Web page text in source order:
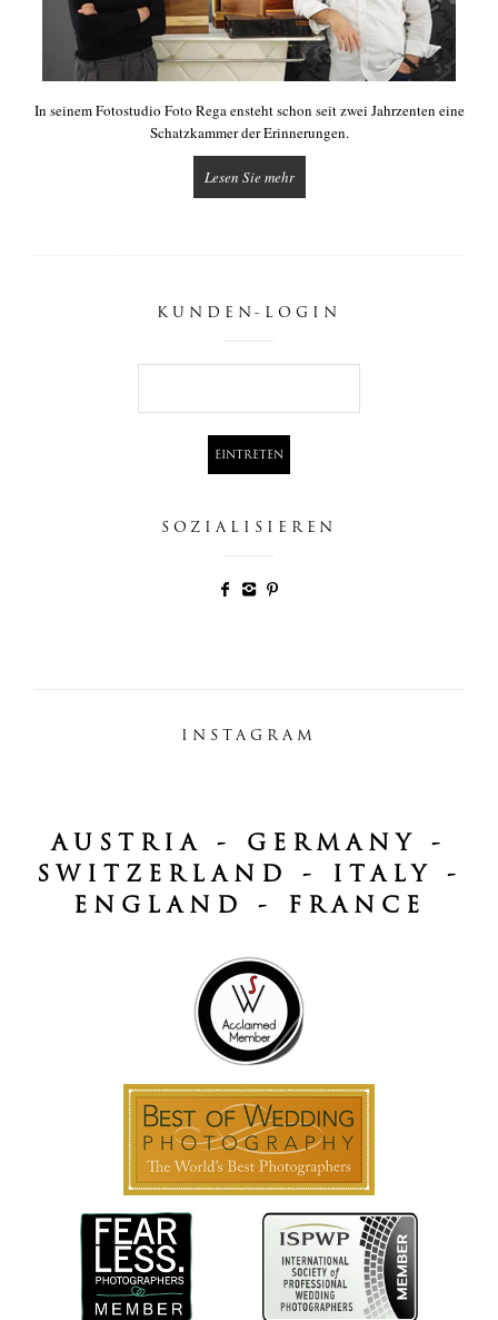
In seinem Fotostudio Foto Rega ensteht schon seit zwei Jahrzenten eine
Schatzkammer der Erinnerungen.
Lesen Sie mehr
KUNDEN-LOGIN
SOZIALISIEREN
INSTAGRAM
AUSTRIA - GERMANY -
SWITZERLAND - ITALY -
ENGLAND - FRANCE